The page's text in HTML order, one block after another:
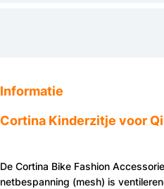
Informatie
Cortina Kinderzitje voor
De Cortina Bike Fashion
netbespanning (mesh) is